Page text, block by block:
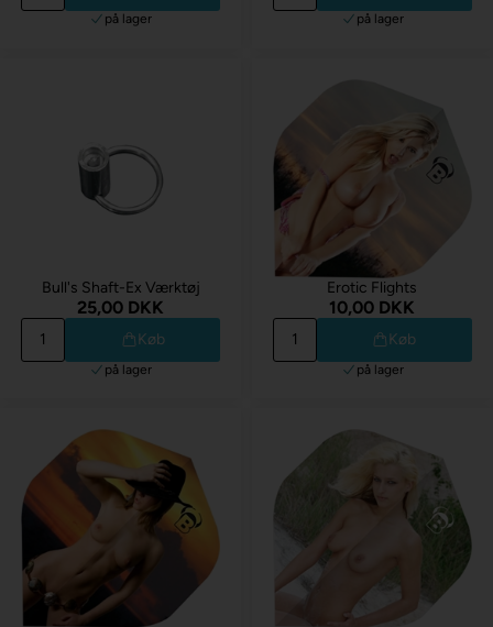
på lager på lager
Bull's Shaft-Ex Værktøj
25,00 DKK
Køb
på lager
Erotic Flights
10,00 DKK
Køb
på lager